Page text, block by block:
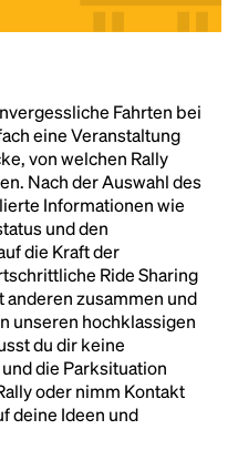
Fahrten bei
eine Veranstaltung
von welchen Rally
Nach der Auswahl des
Informationen wie
und den
die Kraft der
Ride Sharing
anderen zusammen und
unseren hochklassigen
du dir keine
die Parksituation
oder nimm Kontakt
deine Ideen und
text of the printing
Ipsum has been the
text ever since the
took a galley of
a type specimen
five centuries, but also
remaining